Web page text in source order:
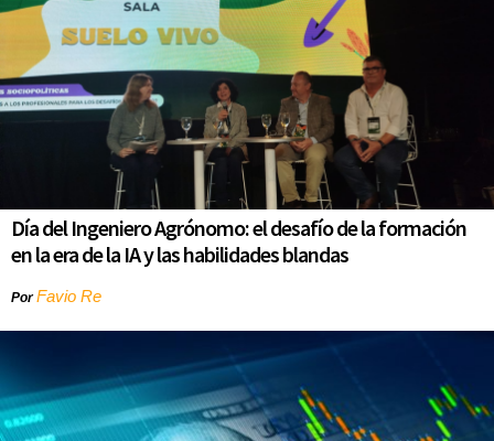
Día del Ingeniero Agrónomo: el desafío de la formación
en la era de la IA y las habilidades blandas
PorFavio Re